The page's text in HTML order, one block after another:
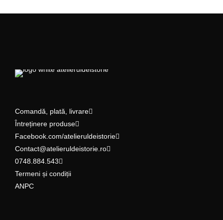
Comandă, plată, livrare
Întreținere produse
Facebook.com/atelieruldeistorie
Contact@atelieruldeistorie.ro
0748.884.543
Termeni și condiții
ANPC